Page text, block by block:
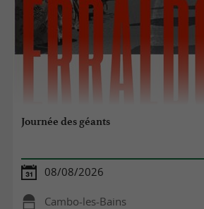
Journée des géants
08/08/2026
Cambo-les-Bains